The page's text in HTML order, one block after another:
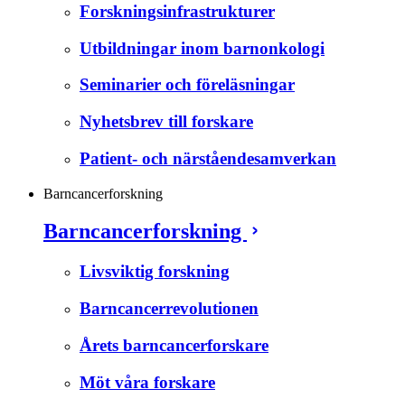
Forskningsinfrastrukturer
Utbildningar inom barnonkologi
Seminarier och föreläsningar
Nyhetsbrev till forskare
Patient- och närståendesamverkan
Barncancerforskning
Barncancerforskning
Livsviktig forskning
Barncancerrevolutionen
Årets barncancerforskare
Möt våra forskare